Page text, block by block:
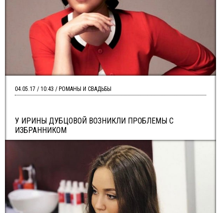
У ИРИНЫ ДУБЦОВОЙ ВОЗНИКЛИ ПРОБЛЕМЫ С
ИЗБРАННИКОМ
04.05.17 / 10:43 / РОМАНЫ И СВАДЬБЫ